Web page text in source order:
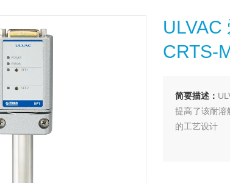
CRTS-
简要描述：
提高了该耐溶
的工艺设计